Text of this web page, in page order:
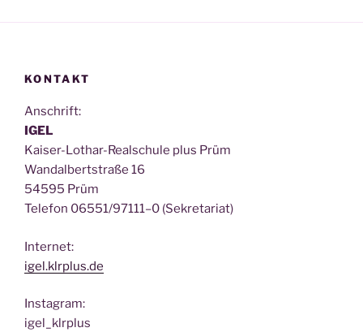
KONTAKT
Anschrift:
IGEL
Kai­ser-Lothar-Real­schu­le plus Prüm
Wan­dal­bert­stra­ße 16
54595 Prüm
Tele­fon 06551/97111–0 (Sekre­ta­ri­at)
Inter­net:
igel.klrplus.de
Insta­gram:
igel_klrplus